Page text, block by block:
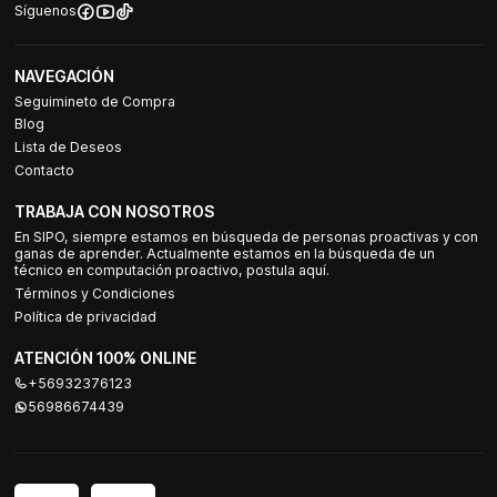
Síguenos
NAVEGACIÓN
Seguimineto de Compra
Blog
Lista de Deseos
Contacto
TRABAJA CON NOSOTROS
En SIPO, siempre estamos en búsqueda de personas proactivas y con
ganas de aprender. Actualmente estamos en la búsqueda de un
técnico en computación proactivo, postula aquí.
Términos y Condiciones
Política de privacidad
ATENCIÓN 100% ONLINE
+56932376123
56986674439